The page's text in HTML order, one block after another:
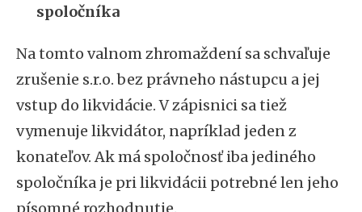
spoločníka
Na tomto valnom zhromaždení sa schvaľuje
zrušenie s.r.o. bez právneho nástupcu a jej
vstup do likvidácie. V zápisnici sa tiež
vymenuje likvidátor, napríklad jeden z
konateľov. Ak má spoločnosť iba jediného
spoločníka je pri likvidácii potrebné len jeho
písomné rozhodnutie.